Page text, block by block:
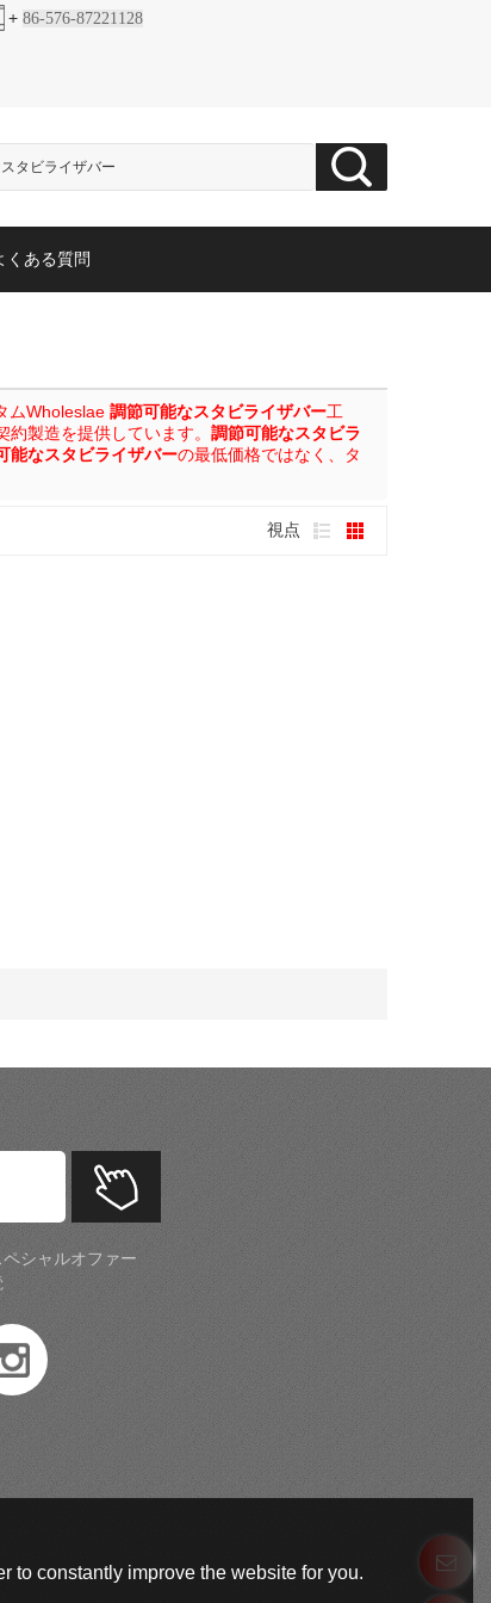
+ 86-576-87221128
くある質問
ムWholeslae 調節可能なスタビライザバー工
約製造を提供しています。 調節可能なスタビラ
能なスタビライザバーの最低価格ではなく、タ
視点
シャルオファー
to constantly improve the website for you.